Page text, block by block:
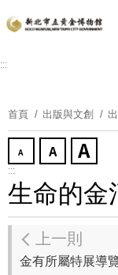
到
要
塊
:::
首頁 出版與文創
:::
生命的金
上一則
金有所屬特展導